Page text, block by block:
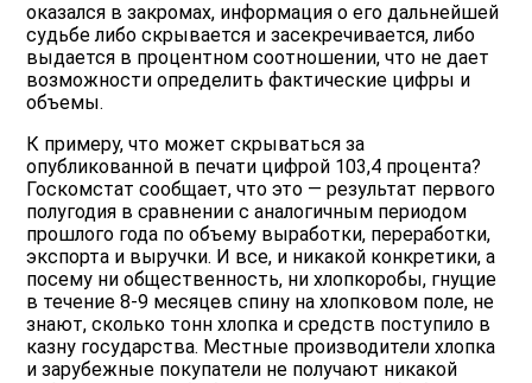
оказался в закромах, информация о его дальнейшей
судьбе либо скрывается и засекречивается, либо
выдается в процентном соотношении, что не дает
возможности определить фактические цифры и
объемы.
К примеру, что может скрываться за
опубликованной в печати цифрой 103,4 процента?
Госкомстат сообщает, что это — результат первого
полугодия в сравнении с аналогичным периодом
прошлого года по объему выработки, переработки,
экспорта и выручки. И все, и никакой конкретики, а
посему ни общественность, ни хлопкоробы, гнущие
в течение 8-9 месяцев спину на хлопковом поле, не
знают, сколько тонн хлопка и средств поступило в
казну государства. Местные производители хлопка
и зарубежные покупатели не получают никакой